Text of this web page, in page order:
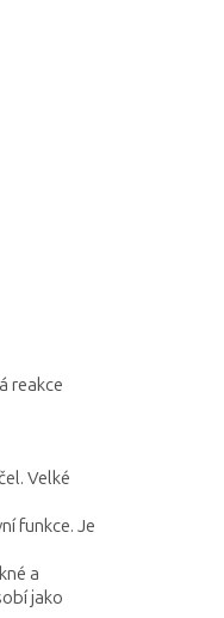
reakce
Velké
funkce. Je
a
jako